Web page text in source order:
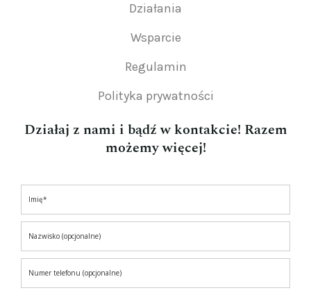
Działania
Wsparcie
Regulamin
Polityka prywatności
Działaj z nami i bądź w kontakcie! Razem
możemy więcej!